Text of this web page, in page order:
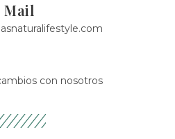
Mail
con nosotros